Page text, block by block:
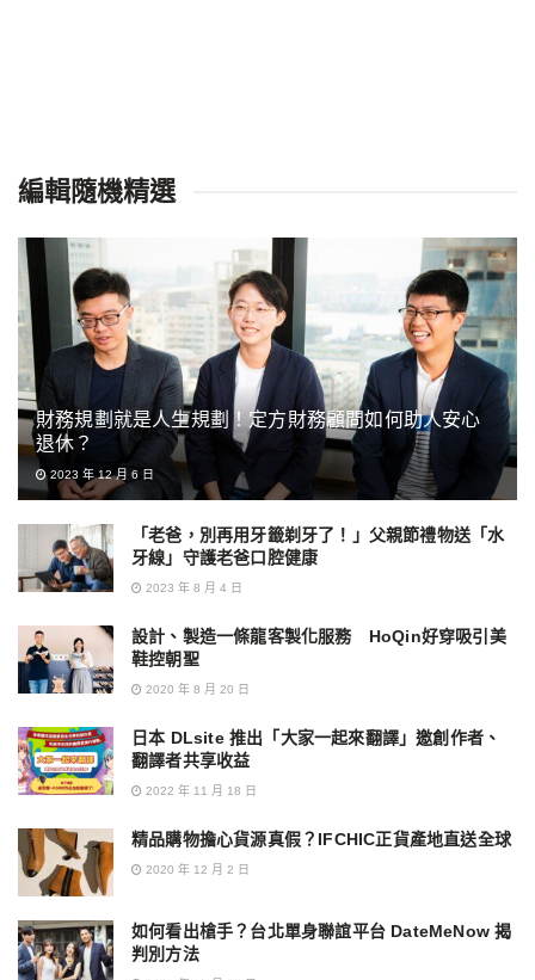
編輯隨機精選
財務規劃就是人生規劃！定方財務顧問如何助人安心
退休？
2023 年 12 月 6 日
「老爸，別再用牙籤剃牙了！」父親節禮物送「水
牙線」守護老爸口腔健康
2023 年 8 月 4 日
設計、製造一條龍客製化服務 HoQin好穿吸引美
鞋控朝聖
2020 年 8 月 20 日
日本 DLsite 推出「大家一起來翻譯」邀創作者、
翻譯者共享收益
2022 年 11 月 18 日
精品購物擔心貨源真假？IFCHIC正貨產地直送全球
2020 年 12 月 2 日
如何看出槍手？台北單身聯誼平台 DateMeNow 揭
判別方法